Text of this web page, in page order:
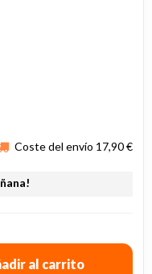
Coste del envío 17,90 €